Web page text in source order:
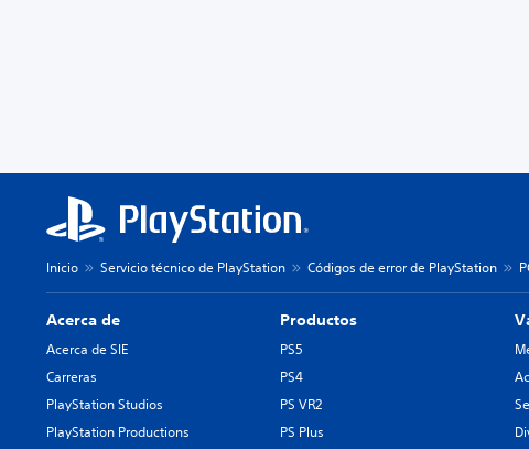
Inicio Servicio técnico de PlayStation Códigos de error de PlayStation
Acerca de
Acerca de SIE
Carreras
PlayStation Studios
PlayStation Productions
Productos
PS5
PS4
PS VR2
PS Plus